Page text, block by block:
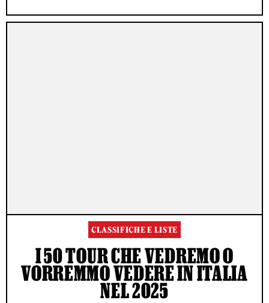
CLASSIFICHE E LISTE
I 50 TOUR CHE VEDREMO O
VORREMMO VEDERE IN ITALIA
NEL 2025